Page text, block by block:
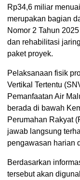
Rp34,6 miliar
merupakan bagian
Nomor 2 Tahun
dan rehabilitasi
paket proyek.
Pelaksanaan fisik
Vertikal Tertentu
Pemanfaatan Air
berada di bawah
Perumahan Rakyat
jawab langsung
pengawasan harian
Berdasarkan
tersebut akan